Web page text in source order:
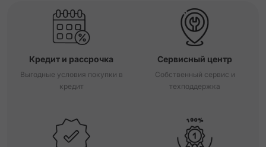
Кредит и рассрочка
Выгодные условия покупки в
кредит
Сервисный центр
Собственный сервис и
техподдержка